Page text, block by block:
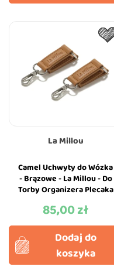
La Millou
Camel Uchwyty do Wózka
- Brązowe - La Millou - Do
Torby Organizera Plecaka
Cena
85,00 zł
Dodaj do
koszyka